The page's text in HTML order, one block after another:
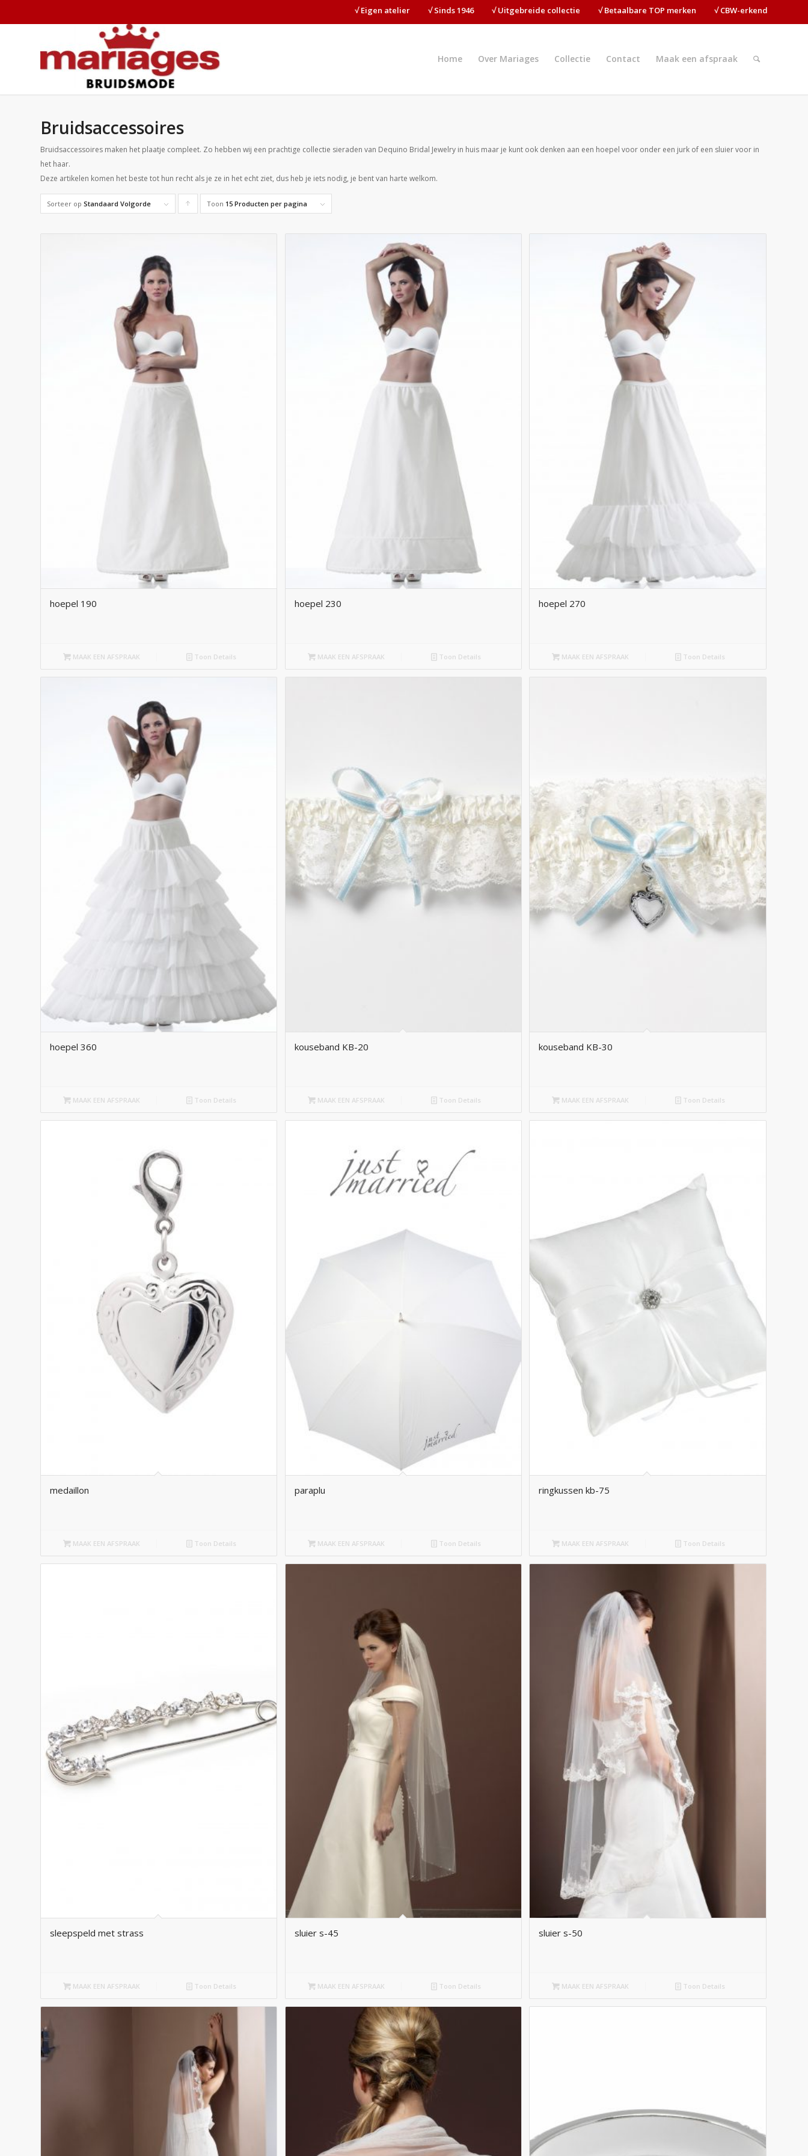
√ Eigen atelier⠀⠀⠀√ Sinds 1946⠀⠀⠀√ Uitgebreide collectie⠀⠀⠀√ Betaalbare TOP merken⠀⠀⠀√ CBW-erkend
Home Over Mariages Collectie Contact Maak een afspraak
Bruidsaccessoires
Bruidsaccessoires maken het plaatje compleet. Zo hebben wij een prachtige collectie sieraden van Dequino Bridal Jewelry in huis maar je kunt ook denken aan een hoepel voor onder een jurk of een sluier voor in
het haar.
Deze artikelen komen het beste tot hun recht als je ze in het echt ziet, dus heb je iets nodig, je bent van harte welkom.
Sorteer op Standaard Volgorde Producten
Toon 15 Producten per pagina
hoepel 190
MAAK EEN AFSPRAAK Toon Details
hoepel 230
MAAK EEN AFSPRAAK Toon Details
hoepel 270
MAAK EEN AFSPRAAK Toon Details
hoepel 360
MAAK EEN AFSPRAAK Toon Details
kouseband KB-20
MAAK EEN AFSPRAAK Toon Details
kouseband KB-30
MAAK EEN AFSPRAAK Toon Details
medaillon
MAAK EEN AFSPRAAK Toon Details
paraplu
MAAK EEN AFSPRAAK Toon Details
ringkussen kb-75
MAAK EEN AFSPRAAK Toon Details
sleepspeld met strass
MAAK EEN AFSPRAAK Toon Details
sluier s-45
MAAK EEN AFSPRAAK Toon Details
sluier s-50
MAAK EEN AFSPRAAK Toon Details